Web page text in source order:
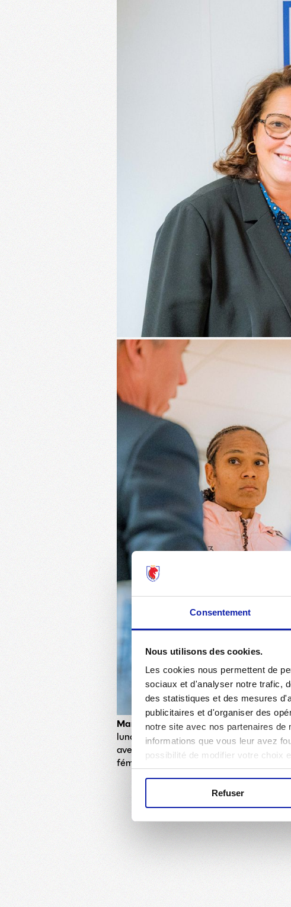
Consentement
Nous utilisons des cookies.
Les cookies nous permettent de
sociaux et d'analyser notre trafic,
des statistiques et des mesures
publicitaires et d'organiser des
notre site avec nos partenaires
informations que vous leur avez
possibilité de modifier votre choix
Refuser
Marina Ferrari, ministre des Sports, de
lundi 20 octobre. Aux côtés de
avec
Vincent Ponsot etWendie Renard
féminin en France.